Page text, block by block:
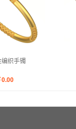
织手镯
0.00